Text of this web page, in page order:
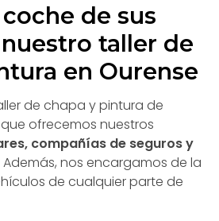
de sus
taller de
en Ourense
de chapa y pintura de
ofrecemos nuestros
compañías de seguros y
Además, nos encargamos de la
de cualquier parte de